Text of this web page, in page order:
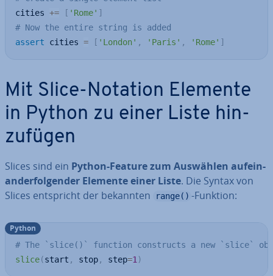
cities += [ 'Rome' ]
# Now the entire string is added
assert cities = [ 'London' , 'Paris' , 'Rome' ]
Mit Slice-Notation Elemente
in Python zu einer Liste hin­
zu­fü­gen
Slices sind ein Python-Feature zum Auswählen auf­ein­
an­der­fol­gen­der Elemente einer Liste. Die Syntax von
Slices ent­spricht der bekannten
range() -Funktion:
# The `slice()` function constructs a new `slice`
slice(start , stop, step=1 )
Python